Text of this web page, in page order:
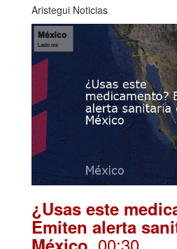
Aristegui Noticias
¿Usas este
Emiten alerta
. 00:30